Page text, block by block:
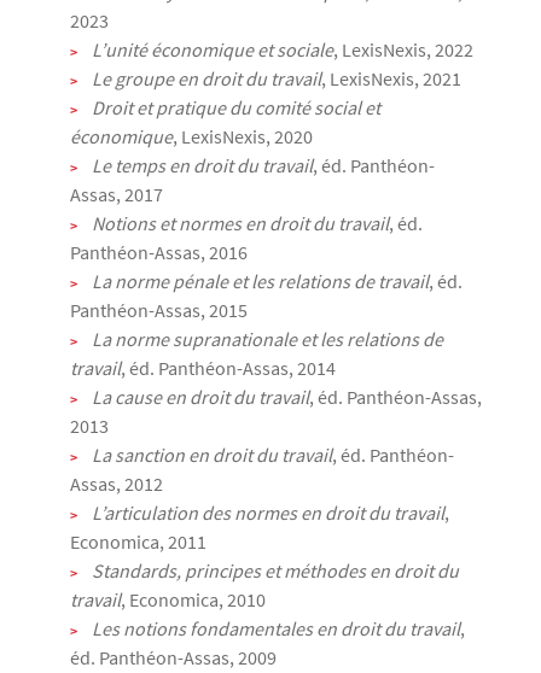
2023
L’unité économique et sociale, LexisNexis, 2022
Le groupe en droit du travail, LexisNexis, 2021
Droit et pratique du comité social et
économique, LexisNexis, 2020
Le temps en droit du travail, éd. Panthéon-
Assas, 2017
Notions et normes en droit du travail, éd.
Panthéon-Assas, 2016
La norme pénale et les relations de travail, éd.
Panthéon-Assas, 2015
La norme supranationale et les relations de
travail, éd. Panthéon-Assas, 2014
La cause en droit du travail, éd. Panthéon-Assas,
2013
La sanction en droit du travail, éd. Panthéon-
Assas, 2012
L’articulation des normes en droit du travail,
Economica, 2011
Standards, principes et méthodes en droit du
travail, Economica, 2010
Les notions fondamentales en droit du travail,
éd. Panthéon-Assas, 2009